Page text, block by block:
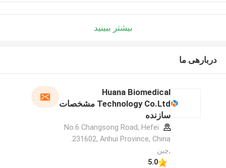
بیشتر ببینید
دربارهی ما
Huana Biomedical
Technology Co.Ltd مشخصات
سازنده
No.6 Changsong Road, Hefei
,چین
5.0